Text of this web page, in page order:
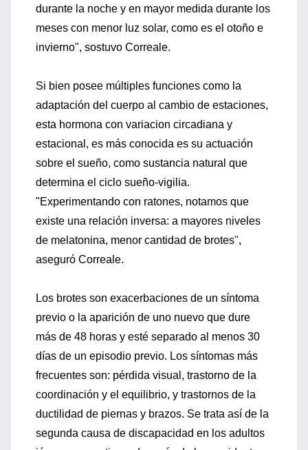
durante la noche y en mayor medida durante los
meses con menor luz solar, como es el otoño e
invierno", sostuvo Correale.
Si bien posee múltiples funciones como la
adaptación del cuerpo al cambio de estaciones,
esta hormona con variacion circadiana y
estacional, es más conocida es su actuación
sobre el sueño, como sustancia natural que
determina el ciclo sueño-vigilia.
"Experimentando con ratones, notamos que
existe una relación inversa: a mayores niveles
de melatonina, menor cantidad de brotes",
aseguró Correale.
Los brotes son exacerbaciones de un síntoma
previo o la aparición de uno nuevo que dure
más de 48 horas y esté separado al menos 30
días de un episodio previo. Los síntomas más
frecuentes son: pérdida visual, trastorno de la
coordinación y el equilibrio, y trastornos de la
ductilidad de piernas y brazos. Se trata así de la
segunda causa de discapacidad en los adultos